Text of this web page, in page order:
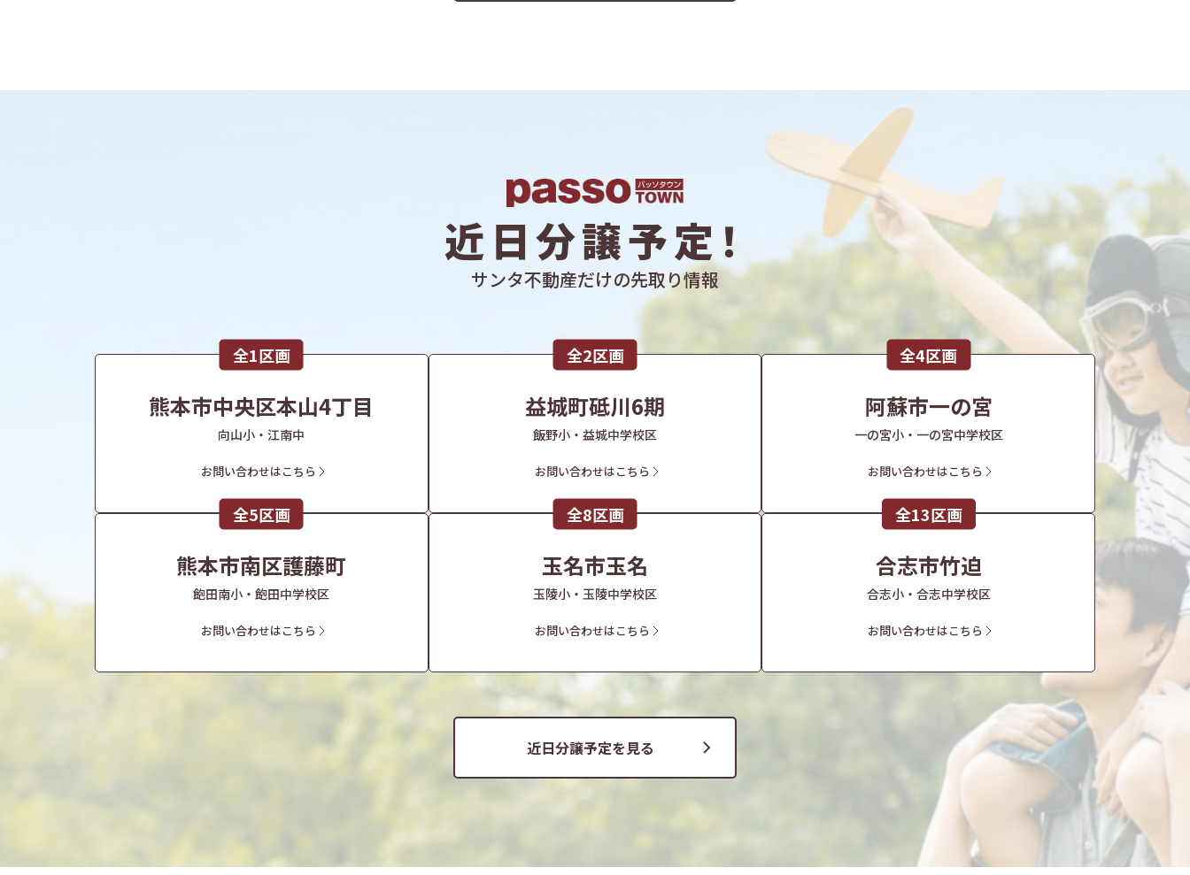
近日分譲予定！
サンタ不動産だけの先取り情報
全1区画
熊本市中央区本山4丁目
向山小・江南中
お問い合わせはこちら
全2区画
益城町砥川6期
飯野小・益城中学校区
お問い合わせはこちら
全4区画
阿蘇市一の宮
一の宮小・一の宮中学校区
お問い合わせはこちら
全5区画
熊本市南区護藤町
飽田南小・飽田中学校区
お問い合わせはこちら
全8区画
玉名市玉名
玉陵小・玉陵中学校区
お問い合わせはこちら
全13区画
合志市竹迫
合志小・合志中学校区
お問い合わせはこちら
近日分譲予定を見る